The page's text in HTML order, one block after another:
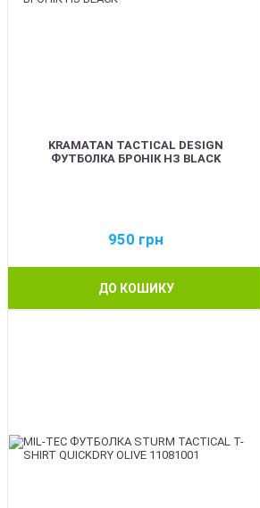
KRAMATAN TACTICAL DESIGN
ФУТБОЛКА БРОНІК НЗ BLACK
950 грн
ДО КОШИКУ